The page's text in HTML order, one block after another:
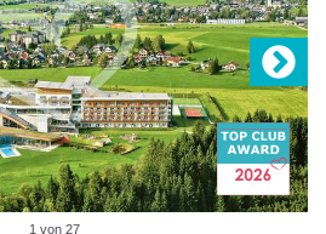
1 von 27